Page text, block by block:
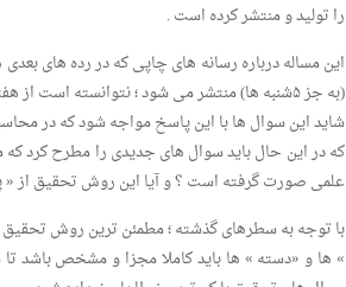
را تولید و منتشر کرده است .
این مساله درباره رسانه های چاپی که در رده های
(به جز ۵شنبه ها) منتشر می شود ؛ نتوانسته است از هفته نامه تابان و یا هفته نامه مینودر بالاتر قرار گیرد .
شاید این سوال ها با این پاسخ مواجه شود که در
که در این حال باید سوال های جدیدی را مطرح کرد
علمی صورت گرفته است ؟ و آیا این روش تحقیق از «
با توجه به سطرهای گذشته ؛ مطمئن ترین روش
» ها و «دسته » ها باید کاملا مجزا و مشخص باشد تا